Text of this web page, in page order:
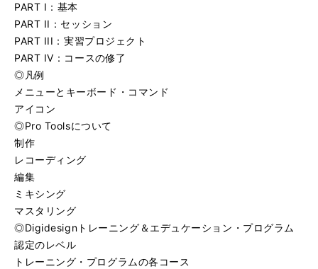
PART I：基本
PART II：セッション
PART III：実習プロジェクト
PART IV：コースの修了
◎凡例
メニューとキーボード・コマンド
アイコン
◎Pro Toolsについて
制作
レコーディング
編集
ミキシング
マスタリング
◎Digidesignトレーニング＆エデュケーション・プログラム
認定のレベル
トレーニング・プログラムの各コース